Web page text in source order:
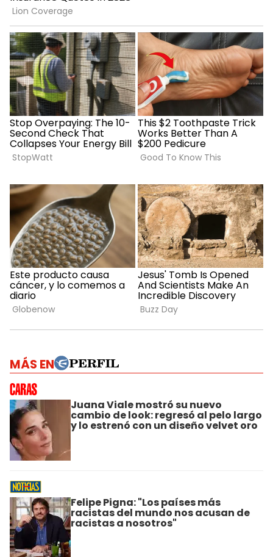
MÁS EN
Juana Viale mostró su nuevo
cambio de look: regresó al pelo largo
y lo estrenó con un diseño velvet oro
Felipe Pigna: "Los países más
racistas del mundo nos acusan de
racistas a nosotros"